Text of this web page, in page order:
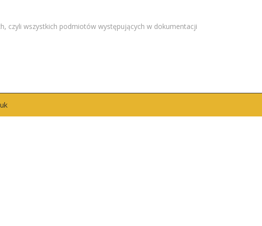
czyli wszystkich podmiotów występujących w dokumentacji